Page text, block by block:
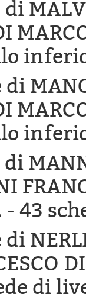
di
- 43
di